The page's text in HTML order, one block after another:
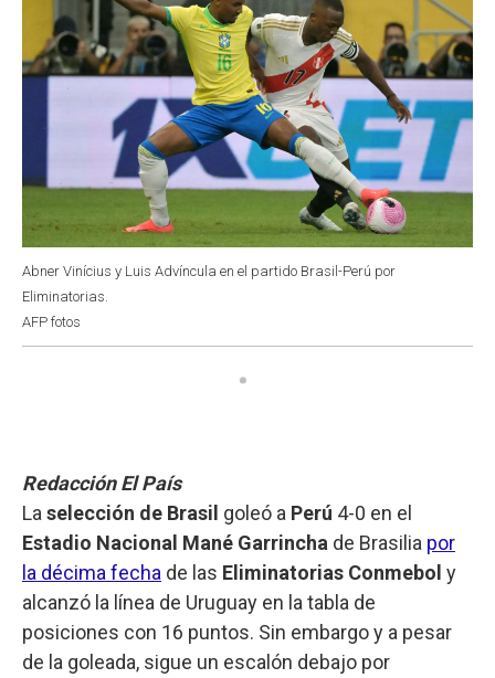
Abner Vinícius y Luis Advíncula en el partido Brasil-Perú por
Eliminatorias.
AFP fotos
Redacción El País
La selección de Brasil goleó a Perú 4-0 en el
Estadio Nacional Mané Garrincha de Brasilia por
la décima fecha de las Eliminatorias Conmebol y
alcanzó la línea de Uruguay en la tabla de
posiciones con 16 puntos. Sin embargo y a pesar
de la goleada, sigue un escalón debajo por